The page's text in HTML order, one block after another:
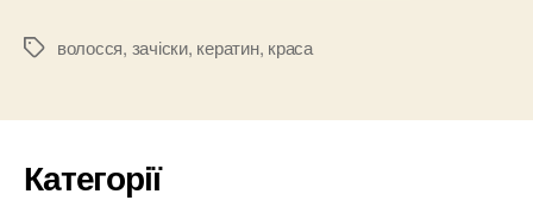
Позначки
волосся, зачіски, кератин, краса
Категорії